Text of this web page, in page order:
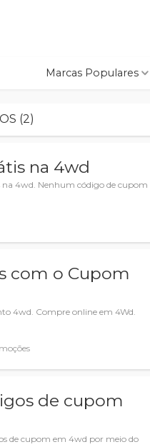
Marcas Populares
(2)
na 4wd
na 4wd. Nenhum código de cupom
com o Cupom
4wd. Compre online em 4Wd.
de cupom
de cupom em 4wd por meio do